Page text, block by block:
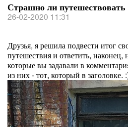
Страшно ли путешествовать
26-02-2020 11:31
Друзья, я решила подвести итог
путешествия и ответить,
которые вы задавали в
из них - тот, который в заголовке.